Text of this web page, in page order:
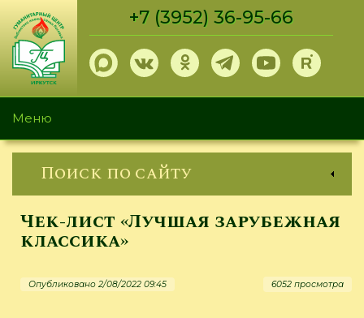
Перейти
основному
содержанию
+7 (3952) 36-95-66
Меню
Поиск по сайту
Чек-лист «Лучшая зарубежная
классика»
Опубликовано 2/08/2022 09:45 6052 просмотра